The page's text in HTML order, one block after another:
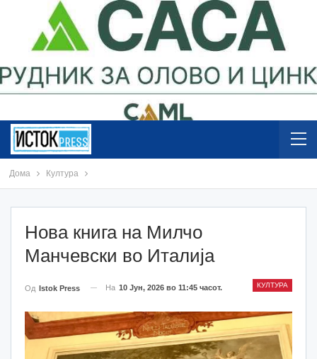
Дома Култура
Нова книга на Милчо
Манчевски во Италија
КУЛТУРА
Од Istok Press На 10 Јун, 2026 во 11:45 часот.